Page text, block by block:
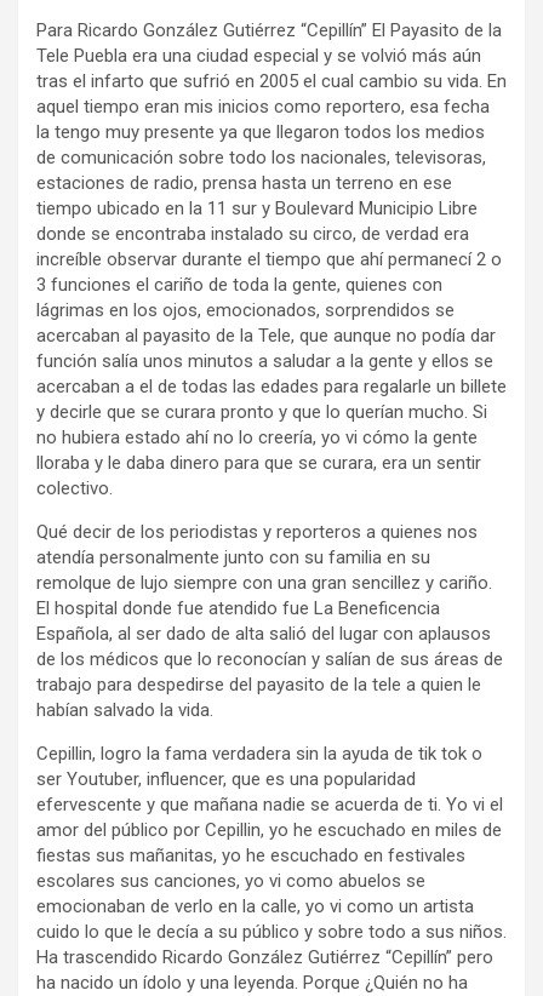
Para Ricardo González Gutiérrez “Cepillín” El Payasito de la
Tele Puebla era una ciudad especial y se volvió más aún
tras el infarto que sufrió en 2005 el cual cambio su vida. En
aquel tiempo eran mis inicios como reportero, esa fecha
la tengo muy presente ya que llegaron todos los medios
de comunicación sobre todo los nacionales, televisoras,
estaciones de radio, prensa hasta un terreno en ese
tiempo ubicado en la 11 sur y Boulevard Municipio Libre
donde se encontraba instalado su circo, de verdad era
increíble observar durante el tiempo que ahí permanecí 2 o
3 funciones el cariño de toda la gente, quienes con
lágrimas en los ojos, emocionados, sorprendidos se
acercaban al payasito de la Tele, que aunque no podía dar
función salía unos minutos a saludar a la gente y ellos se
acercaban a el de todas las edades para regalarle un billete
y decirle que se curara pronto y que lo querían mucho. Si
no hubiera estado ahí no lo creería, yo vi cómo la gente
lloraba y le daba dinero para que se curara, era un sentir
colectivo.
Qué decir de los periodistas y reporteros a quienes nos
atendía personalmente junto con su familia en su
remolque de lujo siempre con una gran sencillez y cariño.
El hospital donde fue atendido fue La Beneficencia
Española, al ser dado de alta salió del lugar con aplausos
de los médicos que lo reconocían y salían de sus áreas de
trabajo para despedirse del payasito de la tele a quien le
habían salvado la vida.
Cepillin, logro la fama verdadera sin la ayuda de tik tok o
ser Youtuber, influencer, que es una popularidad
efervescente y que mañana nadie se acuerda de ti. Yo vi el
amor del público por Cepillin, yo he escuchado en miles de
fiestas sus mañanitas, yo he escuchado en festivales
escolares sus canciones, yo vi como abuelos se
emocionaban de verlo en la calle, yo vi como un artista
cuido lo que le decía a su público y sobre todo a sus niños.
Ha trascendido Ricardo González Gutiérrez “Cepillín” pero
ha nacido un ídolo y una leyenda. Porque ¿Quién no ha